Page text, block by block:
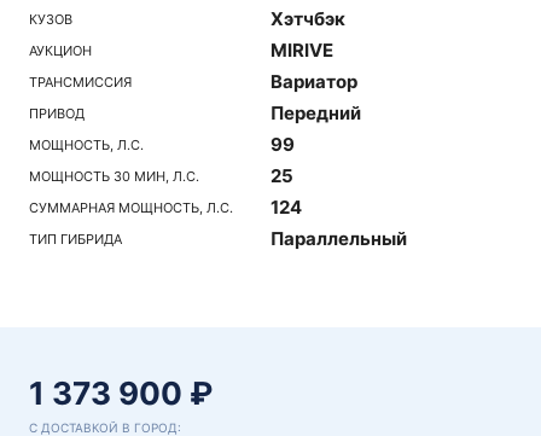
КУЗОВ Хэтчбэк
АУКЦИОН MIRIVE
ТРАНСМИССИЯ Вариатор
ПРИВОД Передний
МОЩНОСТЬ, Л.С. 99
МОЩНОСТЬ 30 МИН, Л.С. 25
СУММАРНАЯ МОЩНОСТЬ, Л.С. 124
ТИП ГИБРИДА Параллельный
1 373 900 ₽
С ДОСТАВКОЙ В ГОРОД: